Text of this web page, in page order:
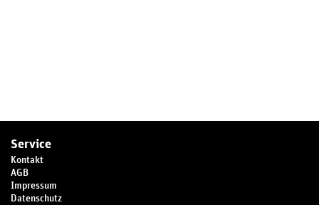
Service
Kontakt
AGB
Impressum
Datenschutz